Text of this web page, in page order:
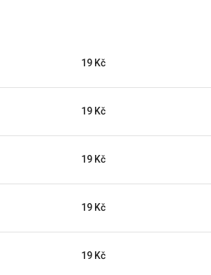
19 Kč
19 Kč
19 Kč
19 Kč
19 Kč